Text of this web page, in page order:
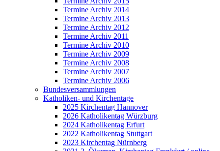
Termine Archiv 2014
Termine Archiv 2013
Termine Archiv 2012
Termine Archiv 2011
Termine Archiv 2010
Termine Archiv 2009
Termine Archiv 2008
Termine Archiv 2007
Termine Archiv 2006
Bundesversammlungen
Katholiken- und Kirchentage
2025 Kirchentag Hannover
2026 Katholikentag Würzburg
2024 Katholikentag Erfurt
2022 Katholikentag Stuttgart
2023 Kirchentag Nürnberg